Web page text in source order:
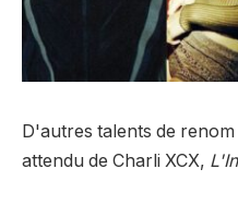
D'autres talents de
attendu de Charli XCX,